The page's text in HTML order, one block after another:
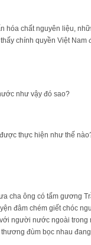
hóa chất nguyên liệu,
chính quyền Việt Nam
như vậy đó sao?
thực hiện như thế
cha ông có tấm gương
đâm chém giết chóc
người nước ngoài
đùm bọc nhau